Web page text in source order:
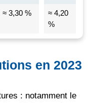
≈ 3,30 %
≈ 4,20
%
en 2023
: notamment le